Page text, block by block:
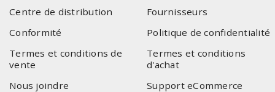
Centre de distribution
Fournisseurs
Conformité
Politique de confidentialité
Termes et conditions de
vente
Termes et conditions
d'achat
Nous joindre
Support eCommerce